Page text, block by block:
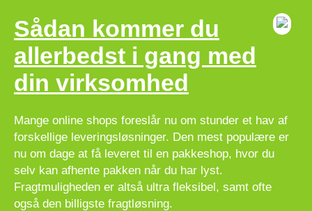
Sådan kommer du
allerbedst i gang med
din virksomhed
Mange online shops foreslår nu om stunder et hav af
forskellige leveringsløsninger. Den mest populære er
nu om dage at få leveret til en pakkeshop, hvor du
selv kan afhente pakken når du har lyst.
Fragtmuligheden er altså ultra fleksibel, samt ofte
også den billigste fragtløsning.